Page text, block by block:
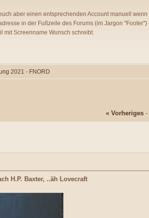
aber einen entsprechenden Account manuell wenn
in der Fußzeile des Forums (im Jargon "Footer")
mit Screenname Wunsch schreibt.
2021 - FNORD
« Vorheriges -
H.P. Baxter, ..äh Lovecraft